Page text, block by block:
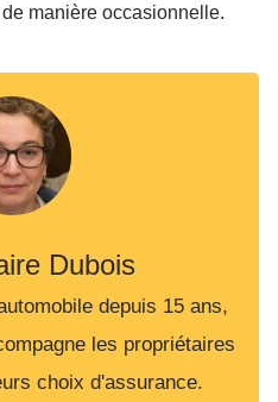
manière occasionnelle.
Dubois
depuis 15 ans,
les propriétaires
choix d'assurance.